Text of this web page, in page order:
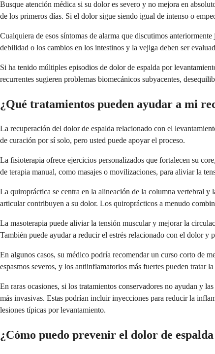
Busque atención médica si su dolor es severo y no mejora en
de los primeros días. Si el dolor sigue siendo igual de intenso o
Cualquiera de esos síntomas de alarma que discutimos
debilidad o los cambios en los intestinos y la vejiga deben ser
Si ha tenido múltiples episodios de dolor de espalda por
recurrentes sugieren problemas biomecánicos subyacentes,
¿Qué tratamientos pueden ayudar a mi
La recuperación del dolor de espalda relacionado con el
de curación por sí solo, pero usted puede apoyar el proceso.
La fisioterapia ofrece ejercicios personalizados que fortalecen su
de terapia manual, como masajes o movilizaciones, para aliviar la
La quiropráctica se centra en la alineación de la columna vertebral
articular contribuyen a su dolor. Los quiroprácticos a menudo
La masoterapia puede aliviar la tensión muscular y mejorar la
También puede ayudar a reducir el estrés relacionado con el dolor y
En algunos casos, su médico podría recomendar un curso corto de
espasmos severos, y los antiinflamatorios más fuertes pueden tratar
En raras ocasiones, si los tratamientos conservadores no ayudan y
más invasivas. Estas podrían incluir inyecciones para reducir la
lesiones típicas por levantamiento.
¿Cómo puedo prevenir el dolor de